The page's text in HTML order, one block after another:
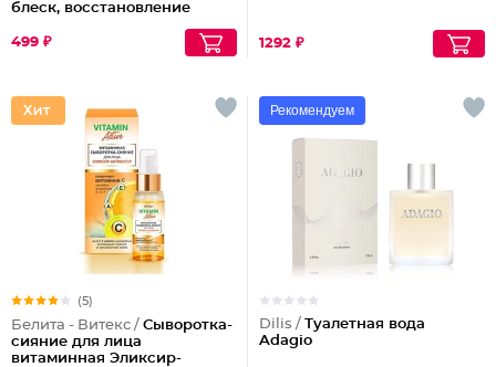
блеск, восстановление
499 ₽
1292 ₽
(5)
Белита - Витекс / Сыворотка-
сияние для лица
витаминная Эликсир-
Рекомендуем
Dilis / Туалетная вода
Adagio